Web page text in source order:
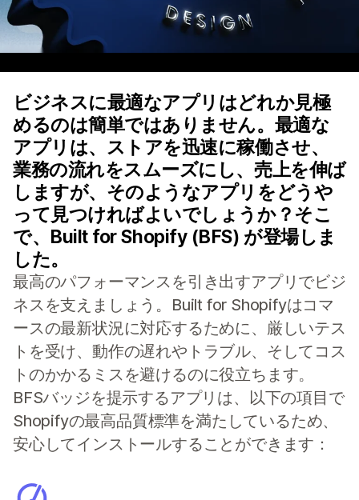
ビジネスに最適なアプリはどれか見極
めるのは簡単ではありません。最適な
アプリは、ストアを迅速に稼働させ、
業務の流れをスムーズにし、売上を伸ば
しますが、そのようなアプリをどうや
って見つければよいでしょうか？そこ
で、Built for Shopify (BFS) が登場しま
した。
最高のパフォーマンスを引き出すアプリでビジ
ネスを支えましょう。Built for Shopifyはコマ
ースの最新状況に対応するために、厳しいテス
トを受け、動作の遅れやトラブル、そしてコス
トのかかるミスを避けるのに役立ちます。
BFSバッジを提示するアプリは、以下の項目で
Shopifyの最高品質標準を満たしているため、
安心してインストールすることができます：